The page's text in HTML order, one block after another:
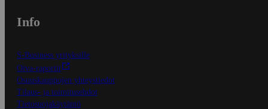
Info
S-Business yrityksille
Oiva-raportit
Osuuskauppojen yhteystiedot
Tilaus- ja toimitusehdot
Tietosuojakäytäntö